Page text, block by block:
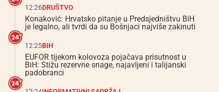
12:26DRUŠTVO
Konaković: Hrvatsko pitanje u Predsjedništvu BiH
je legalno, ali tvrdi da su Bošnjaci najviše zakinuti
12:25BIH
EUFOR tijekom kolovoza pojačava prisutnost u
BiH: Stižu rezervne snage, najavljeni i talijanski
padobranci